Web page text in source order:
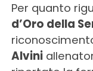
Per quanto
d’Oro della
Alvini